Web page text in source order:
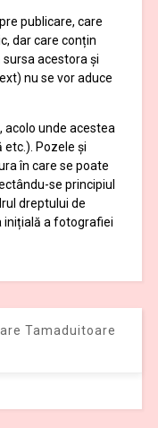
publicare, care
dar care conțin
acestora și
nu se vor aduce
acolo unde acestea
Pozele și
în care se poate
se principiul
dreptului de
inițială a fotografiei
Tamaduitoare